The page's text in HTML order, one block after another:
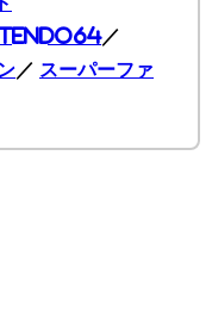
／
／ スーパーファ